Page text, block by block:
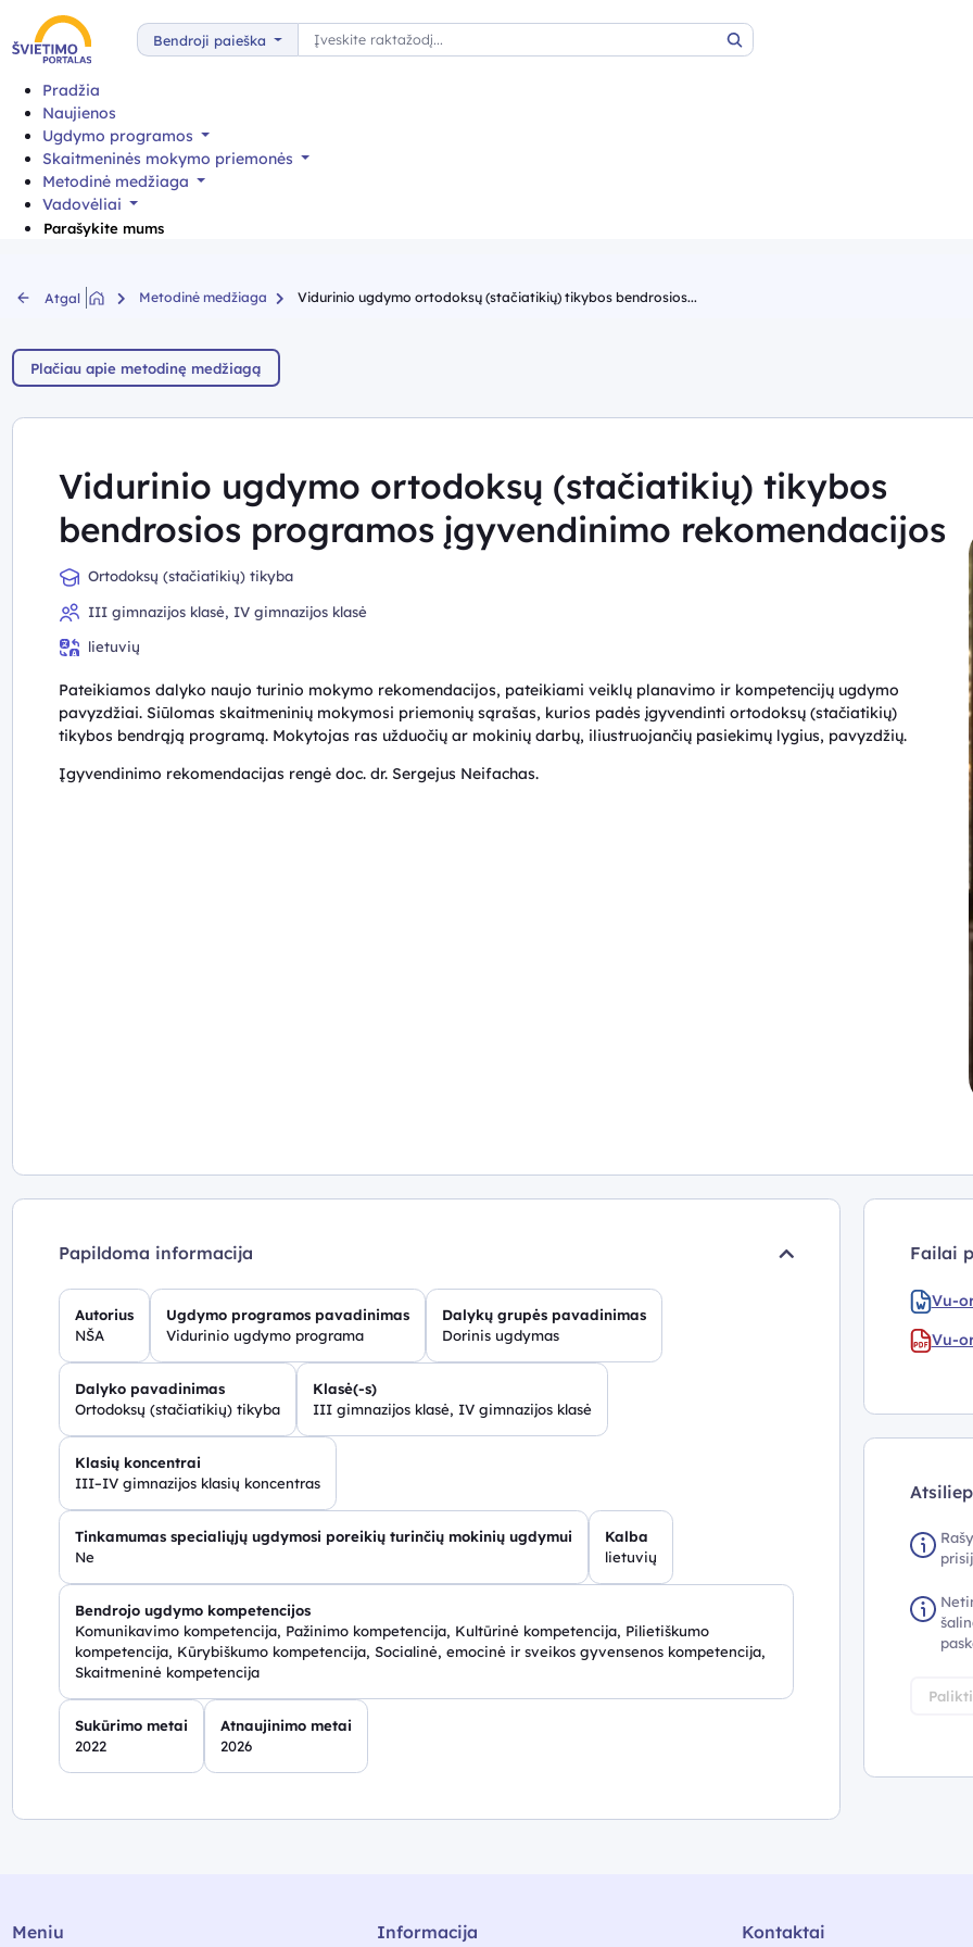
Bendroji paieška
Paieška
Paieška
Pradžia
Naujienos
Ugdymo programos
Skaitmeninės mokymo priemonės
Metodinė medžiaga
Vadovėliai
Parašykite mums
Atgal Metodinė medžiaga Vidurinio ugdymo ortodoksų (stačiatikių) tikybos bendrosios...
Plačiau apie metodinę medžiagą
Vidurinio ugdymo ortodoksų (stačiatikių) tikybos
bendrosios programos įgyvendinimo rekomendacijos
Ortodoksų (stačiatikių) tikyba
III gimnazijos klasė, IV gimnazijos klasė
lietuvių
Pateikiamos dalyko naujo turinio mokymo rekomendacijos, pateikiami veiklų planavimo ir kompetencijų ugdymo
pavyzdžiai. Siūlomas skaitmeninių mokymosi priemonių sąrašas, kurios padės įgyvendinti ortodoksų (stačiatikių)
tikybos bendrąją programą. Mokytojas ras užduočių ar mokinių darbų, iliustruojančių pasiekimų lygius, pavyzdžių.
Įgyvendinimo rekomendacijas rengė doc. dr. Sergejus Neifachas.
Papildoma informacija
Autorius
NŠA
Ugdymo programos pavadinimas
Vidurinio ugdymo programa
Dalykų grupės pavadinimas
Dorinis ugdymas
Dalyko pavadinimas
Ortodoksų (stačiatikių) tikyba
Klasė(-s)
III gimnazijos klasė, IV gimnazijos klasė
Klasių koncentrai
III–IV gimnazijos klasių koncentras
Tinkamumas specialiųjų ugdymosi poreikių turinčių mokinių ugdymui
Ne
Kalba
lietuvių
Bendrojo ugdymo kompetencijos
Komunikavimo kompetencija, Pažinimo kompetencija, Kultūrinė kompetencija, Pilietiškumo
kompetencija, Kūrybiškumo kompetencija, Socialinė, emocinė ir sveikos gyvensenos kompetencija,
Skaitmeninė kompetencija
Sukūrimo metai
2022
Atnaujinimo metai
2026
Failai
Vu-
Vu-
Meniu Informacija Kontaktai